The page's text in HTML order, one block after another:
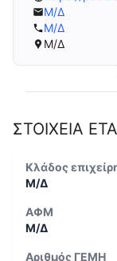
Μ/Δ
Μ/Δ
Μ/Δ
ΣΤΟΙΧΕΙΑ
Κλάδος
Μ/Δ
ΑΦΜ
Μ/Δ
Αριθμός ΓΕΜΗ